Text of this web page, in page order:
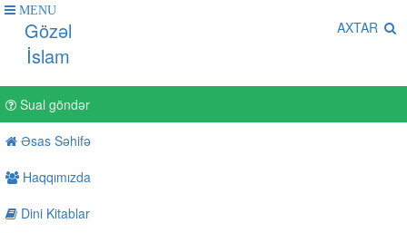
MENU
Gözəl
İslam
AXTAR
Sual göndər
Əsas Səhifə
Haqqımızda
Dini Kitablar